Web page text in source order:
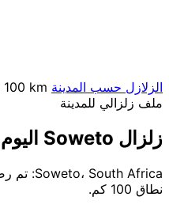
الزلازل حسب المدينة 100 km
ملف زلزالي للمدينة
زلزال Soweto اليوم
نطاق 100 كم.